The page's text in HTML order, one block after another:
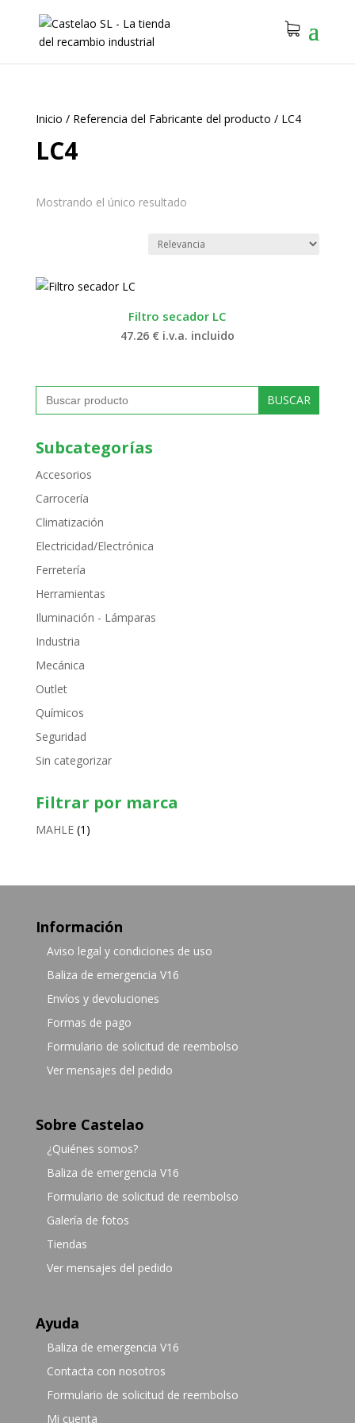
Inicio / Referencia del Fabricante del producto / LC4
LC4
Mostrando el único resultado
Filtro secador LC
47.26 € i.v.a. incluido
Buscar:
Subcategorías
Accesorios
Carrocería
Climatización
Electricidad/Electrónica
Ferretería
Herramientas
Iluminación - Lámparas
Industria
Mecánica
Outlet
Químicos
Seguridad
Sin categorizar
Filtrar por marca
MAHLE (1)
Información
Aviso legal y condiciones de uso
Baliza de emergencia V16
Envíos y devoluciones
Formas de pago
Formulario de solicitud de reembolso
Ver mensajes del pedido
Sobre Castelao
¿Quiénes somos?
Baliza de emergencia V16
Formulario de solicitud de reembolso
Galería de fotos
Tiendas
Ver mensajes del pedido
Ayuda
Baliza de emergencia V16
Contacta con nosotros
Formulario de solicitud de reembolso
Mi cuenta